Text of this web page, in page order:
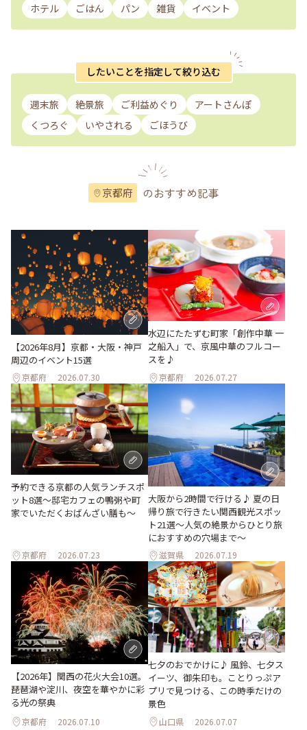
ホテル ごはん パン 雑貨 イベント
したいことを指定して絞り込む
週末旅 絶景旅 ご利益めぐり
アートさんぽ
くつろぐ
いやされる ごほうび
京都府 のおすすめ記事
【2026年8月】京都・大阪・神戸
周辺のイベント15選
京都府 2026.07.30
水辺にたたずむ町家「創作中華 一
之船入」で、京風中華のフルコー
スを♪
京都府 2026.07.27
予約できる京都の人気ランチスポ
ット8選～邸宅カフェの鴨粥や町
家でいただくおばんざい膳も～
京都府 2026.07.23
大阪から2時間で行ける♪ 夏の日
帰り旅で行きたい関西観光スポッ
ト21選～人気の絶景からひとり旅
におすすめの穴場まで～
滋賀県 2026.07.19
【2026年】関西の花火大会10選。
琵琶湖や淀川、夜空を華やかに彩
る光の祭典
京都府 2026.07.10
七夕のおでかけに♪ 風鈴、七夕ス
イーツ、御朱印も。ことりっぷア
プリで見つける、この時季だけの
景色
山口県 2026.07.07